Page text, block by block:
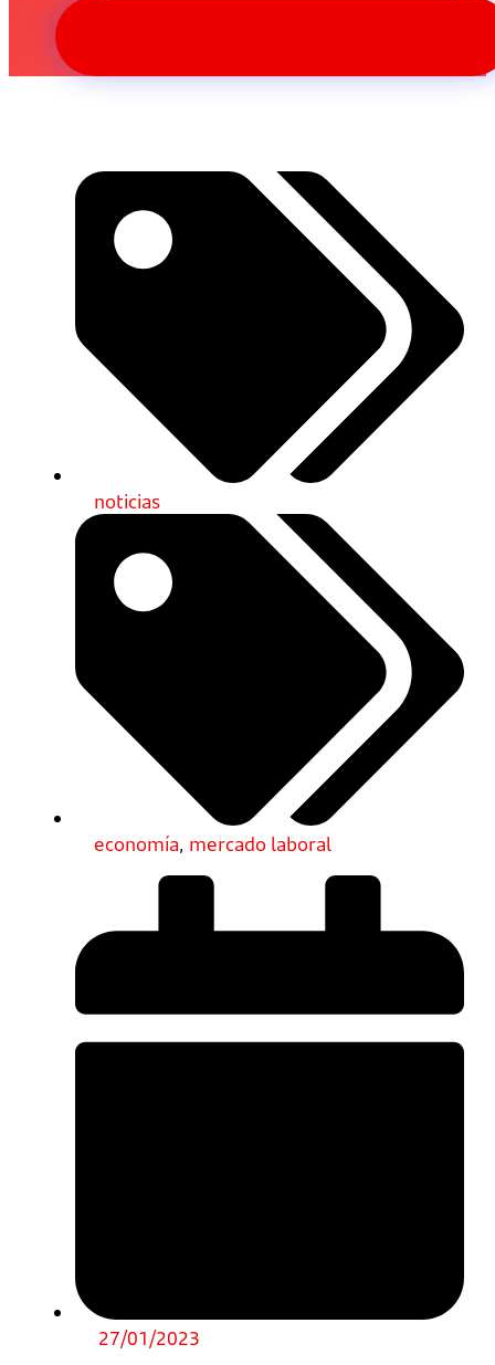
noticias
economía, mercado laboral
27/01/2023